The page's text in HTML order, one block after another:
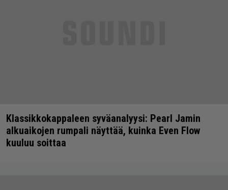
Klassikkokappaleen syväanalyysi: Pearl Jamin
alkuaikojen rumpali näyttää, kuinka Even Flow
kuuluu soittaa